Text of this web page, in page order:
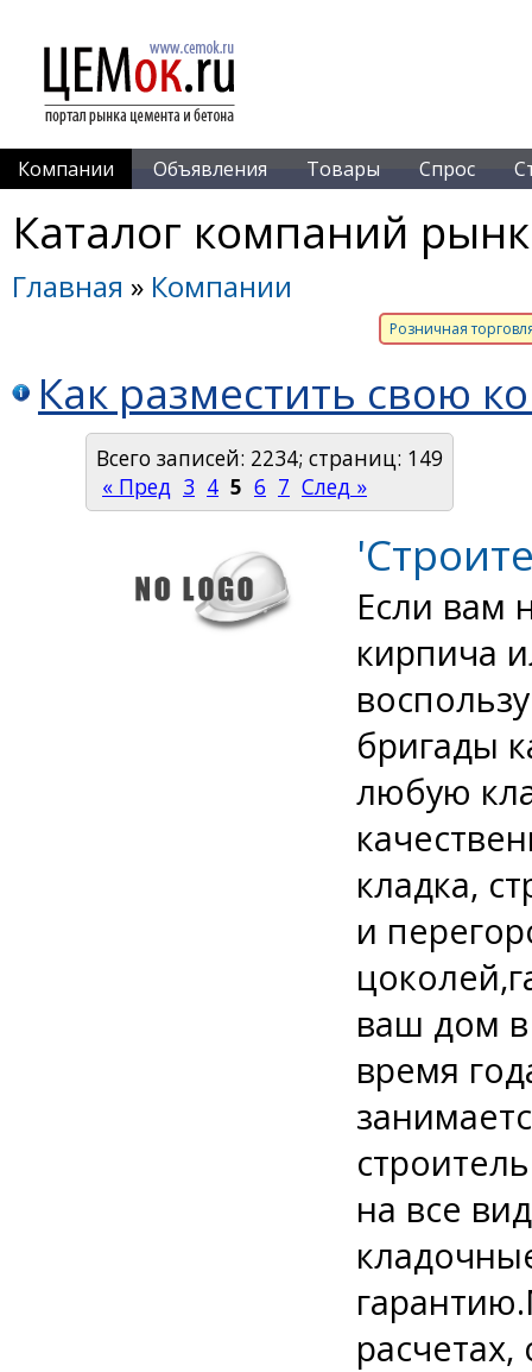
Компании Объявления Товары Спрос
Каталог компаний
Главная » Компании
Розничная
Как разместить свою
Всего записей: 2234; страниц: 149
« Пред 3 4 5 6 7 След »
Если вам
кирпича
бригады
любую
кладка,
и
ваш дом
время
на все
расчетах,